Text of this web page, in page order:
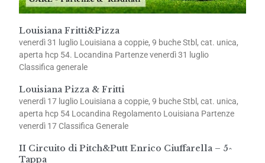
Louisiana Fritti&Pizza
venerdì 31 luglio Louisiana a coppie, 9 buche Stbl, cat. unica,
aperta hcp 54. Locandina Partenze venerdì 31 luglio
Classifica generale
Louisiana Pizza & Fritti
venerdì 17 luglio Louisiana a coppie, 9 buche Stbl, cat. unica,
aperta hcp 54 Locandina Regolamento Louisiana Partenze
venerdì 17 Classifica Generale
II Circuito di Pitch&Putt Enrico Ciuffarella – 5^
Tappa